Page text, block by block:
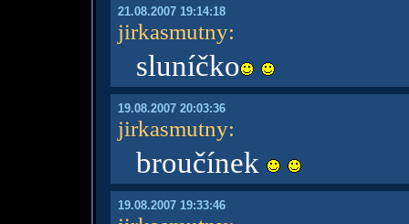
21.08.2007 19:14:18
jirkasmutny:
sluníčko
19.08.2007 20:03:36
jirkasmutny:
broučínek
19.08.2007 19:33:46